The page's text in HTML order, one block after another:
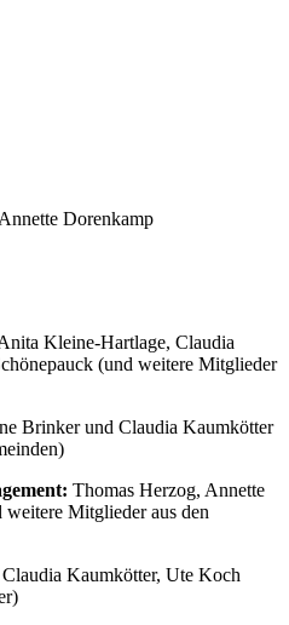
Annette Dorenkamp
Kleine-Hartlage, Claudia
(und weitere Mitglieder
Brinker und Claudia Kaumkötter
Thomas Herzog, Annette
Mitglieder aus den
Claudia Kaumkötter, Ute Koch